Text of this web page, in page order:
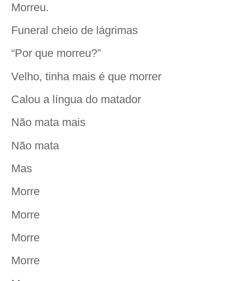
Morreu.
Funeral cheio de lágrimas
“Por que morreu?”
Velho, tinha mais é que morrer
Calou a língua do matador
Não mata mais
Não mata
Mas
Morre
Morre
Morre
Morre